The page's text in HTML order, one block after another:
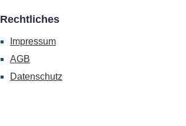
Rechtliches
Impressum
AGB
Datenschutz